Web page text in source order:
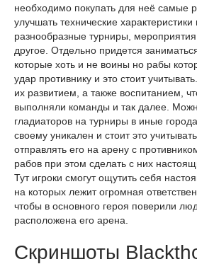
необходимо покупать для неё самые
улучшать технические
разнообразные турниры,
другое. Отдельно придется
которые хоть и не воины но рабы
удар противнику и это стоит
их развитием, а также воспитанием,
выполняли команды и так далее.
гладиаторов на турниры в иные
своему уникален и стоит это
отправлять его на арену с
рабов при этом сделать с них
Тут игроки смогут ощутить себя
на которых лежит огромная
чтобы в основного героя поверили
расположена его арена.
Скриншоты